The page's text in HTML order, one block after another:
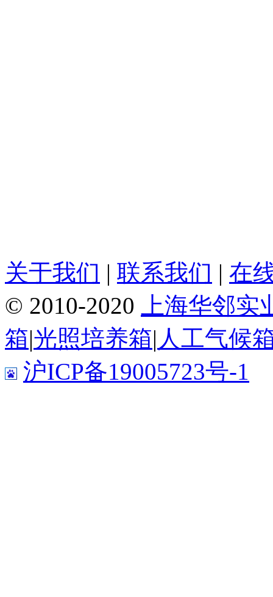
关于我们 | 联系我们 | 在
© 2010-2020
上海华邻
箱|光照培养箱| 人工气候
沪ICP备19005723号-1